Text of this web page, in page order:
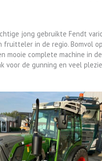
jong gebruikte Fendt
fruitteler in de regio. Bomvol
mooie complete machine in
voor de gunning en veel